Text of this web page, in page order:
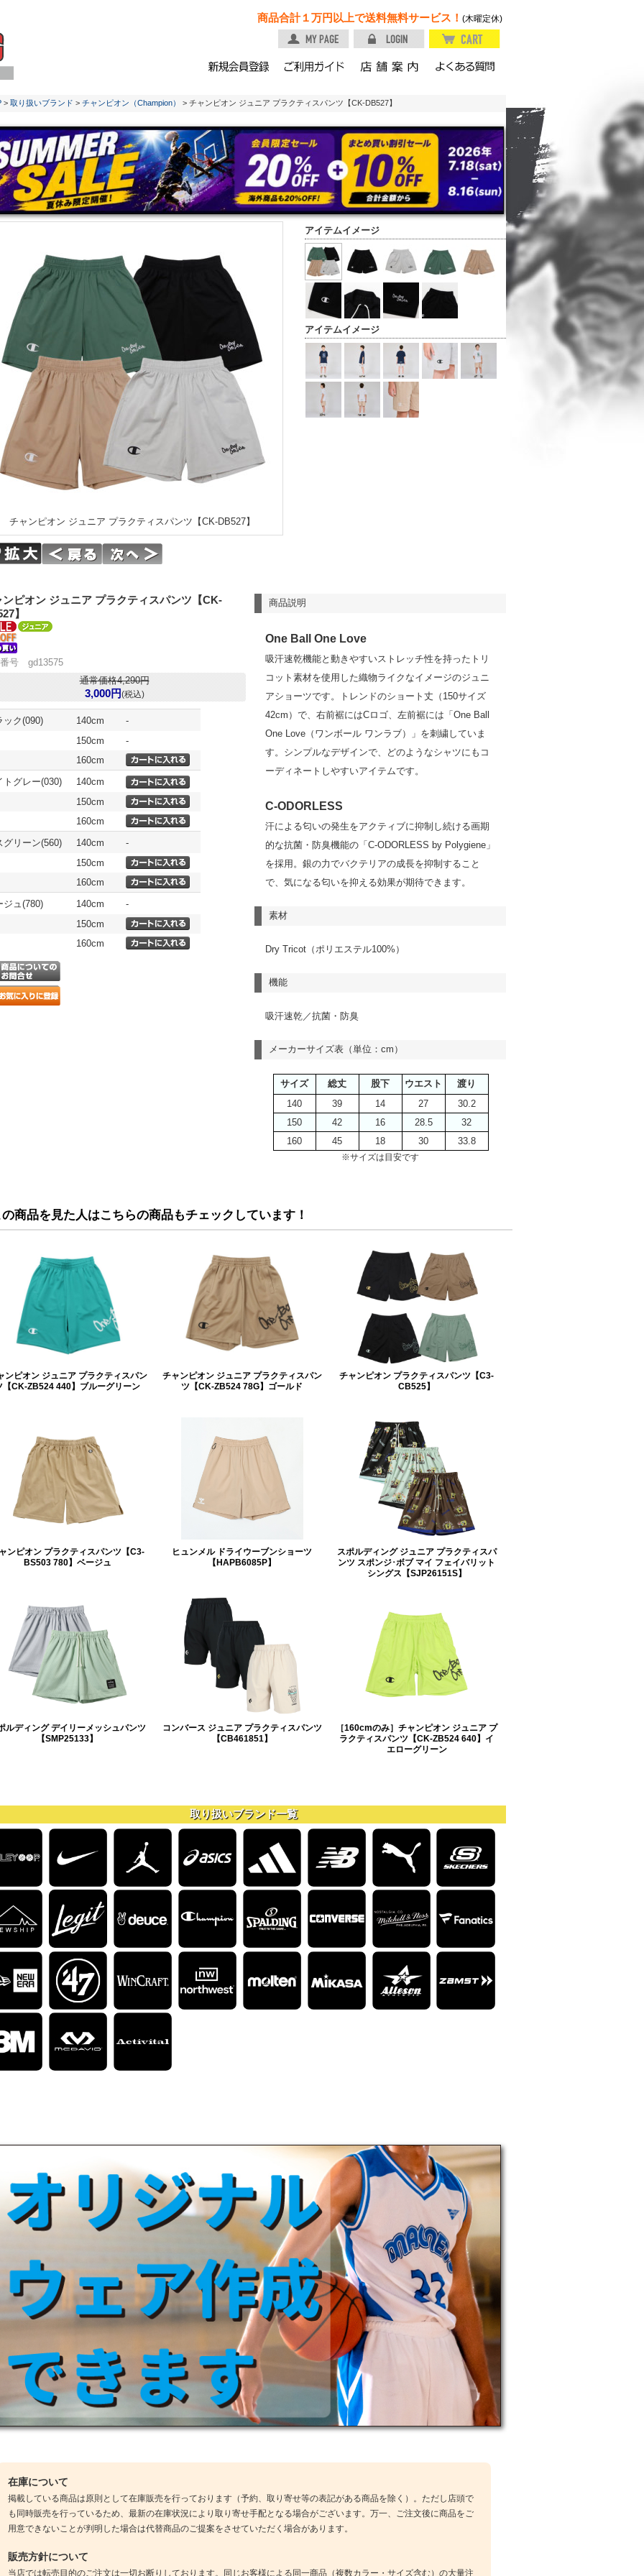
商品合計１万円以上で送料無料サービス！ (木曜定休)
> 取り扱いブランド > チャンピオン（Champion） > チャンピオン ジュニア プラクティスパンツ【CK-DB527】
アイテムイメージ
アイテムイメージ
チャンピオン ジュニア プラクティスパンツ【CK-DB527】
商品説明
One Ball One Love
吸汗速乾機能と動きやすいストレッチ性を持ったトリ
コット素材を使用した織物ライクなイメージのジュニ
アショーツです。トレンドのショート丈（150サイズ
42cm）で、右前裾にはCロゴ、左前裾には「One Ball
One Love（ワンボール ワンラブ）」を刺繍していま
す。シンプルなデザインで、どのようなシャツにもコ
ーディネートしやすいアイテムです。
C-ODORLESS
汗による匂いの発生をアクティブに抑制し続ける画期
的な抗菌・防臭機能の「C-ODORLESS by Polygiene」
を採用。銀の力でバクテリアの成長を抑制すること
で、気になる匂いを抑える効果が期待できます。
素材
Dry Tricot（ポリエステル100%）
機能
吸汗速乾／抗菌・防臭
メーカーサイズ表（単位：cm）
サイズ 総丈 股下 ウエスト
渡り
140
39 14 27
30.2
150
42 16 28.5
32
160
45 18 30 33.8
※サイズは目安です
ンピオン ジュニア プラクティスパンツ【CK-
】
号 gd13575
通常価格4,290円
3,000円(税込)
ック(090) 140cm
-
150cm
-
160cm
トグレー(030)
140cm
150cm
160cm
グリーン(560)
140cm
-
150cm
160cm
ジュ(780)
140cm
-
150cm
160cm
商品を見た人はこちらの商品もチェックしています！
ンピオン ジュニア プラクティスパン
【CK-ZB524 440】ブルーグリーン
チャンピオン ジュニア プラクティスパン
ツ【CK-ZB524 78G】ゴールド
チャンピオン プラクティスパンツ【C3-
CB525】
ンピオン プラクティスパンツ【C3-
BS503 780】ベージュ
ヒュンメル ドライウーブンショーツ
【HAPB6085P】
スポルディング ジュニア プラクティスパ
ンツ スポンジ･ボブ マイ フェイバリット
シングス【SJP26151S】
ルディング デイリーメッシュパンツ
【SMP25133】
コンバース ジュニア プラクティスパンツ
【CB461851】
［160cmのみ］チャンピオン ジュニア プ
ラクティスパンツ【CK-ZB524 640】イ
エローグリーン
取り扱いブランド一覧
在庫について
掲載している商品は原則として在庫販売を行っております（予約、取り寄せ等の表記がある商品を除く）。ただし店頭で
も同時販売を行っているため、最新の在庫状況により取り寄せ手配となる場合がございます。万一、ご注文後に商品をご
用意できないことが判明した場合は代替商品のご提案をさせていただく場合があります。
販売方針について
当店では転売目的のご注文は一切お断りしております。同じお客様による同一商品（複数カラー・サイズ含む）の大量注